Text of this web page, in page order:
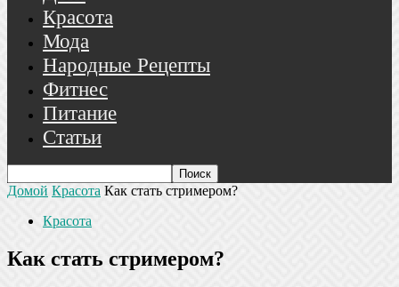
Красота
Мода
Народные Рецепты
Фитнес
Питание
Статьи
Домой Красота Как стать стримером?
Красота
Как стать стримером?